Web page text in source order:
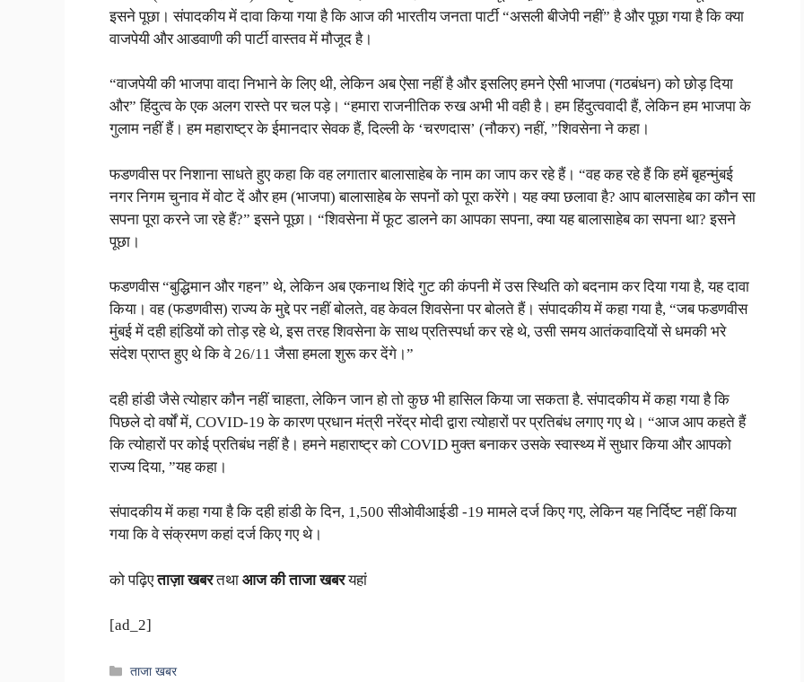
इसने पूछा। संपादकीय में दावा किया गया है कि आज की भारतीय जनता पार्टी “असली बीजेपी नहीं” है और पूछा गया है कि क्या
वाजपेयी और आडवाणी की पार्टी वास्तव में मौजूद है।
“वाजपेयी की भाजपा वादा निभाने के लिए थी, लेकिन अब ऐसा नहीं है और इसलिए हमने ऐसी भाजपा (गठबंधन) को छोड़ दिया
और” हिंदुत्व के एक अलग रास्ते पर चल पड़े। “हमारा राजनीतिक रुख अभी भी वही है। हम हिंदुत्ववादी हैं, लेकिन हम भाजपा के
गुलाम नहीं हैं। हम महाराष्ट्र के ईमानदार सेवक हैं, दिल्ली के ‘चरणदास’ (नौकर) नहीं, ”शिवसेना ने कहा।
फडणवीस पर निशाना साधते हुए कहा कि वह लगातार बालासाहेब के नाम का जाप कर रहे हैं। “वह कह रहे हैं कि हमें बृहन्मुंबई
नगर निगम चुनाव में वोट दें और हम (भाजपा) बालासाहेब के सपनों को पूरा करेंगे। यह क्या छलावा है? आप बालसाहेब का कौन सा
सपना पूरा करने जा रहे हैं?” इसने पूछा। “शिवसेना में फूट डालने का आपका सपना, क्या यह बालासाहेब का सपना था? इसने
पूछा।
फडणवीस “बुद्धिमान और गहन” थे, लेकिन अब एकनाथ शिंदे गुट की कंपनी में उस स्थिति को बदनाम कर दिया गया है, यह दावा
किया। वह (फडणवीस) राज्य के मुद्दे पर नहीं बोलते, वह केवल शिवसेना पर बोलते हैं। संपादकीय में कहा गया है, “जब फडणवीस
मुंबई में दही हांडि़यों को तोड़ रहे थे, इस तरह शिवसेना के साथ प्रतिस्पर्धा कर रहे थे, उसी समय आतंकवादियों से धमकी भरे
संदेश प्राप्त हुए थे कि वे 26/11 जैसा हमला शुरू कर देंगे।”
दही हांडी जैसे त्योहार कौन नहीं चाहता, लेकिन जान हो तो कुछ भी हासिल किया जा सकता है. संपादकीय में कहा गया है कि
पिछले दो वर्षों में, COVID-19 के कारण प्रधान मंत्री नरेंद्र मोदी द्वारा त्योहारों पर प्रतिबंध लगाए गए थे। “आज आप कहते हैं
कि त्योहारों पर कोई प्रतिबंध नहीं है। हमने महाराष्ट्र को COVID मुक्त बनाकर उसके स्वास्थ्य में सुधार किया और आपको
राज्य दिया, ”यह कहा।
संपादकीय में कहा गया है कि दही हांडी के दिन, 1,500 सीओवीआईडी ​​​​-19 मामले दर्ज किए गए, लेकिन यह निर्दिष्ट नहीं किया
गया कि वे संक्रमण कहां दर्ज किए गए थे।
को पढ़िएताज़ा खबरतथा आज की ताजा खबरयहां
[ad_2]
Categories
ताजा खबर